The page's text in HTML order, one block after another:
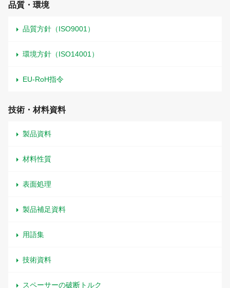
品質・環境
品質方針（ISO9001）
環境方針（ISO14001）
EU-RoH指令
技術・材料資料
製品資料
材料性質
表面処理
製品補足資料
用語集
技術資料
スペーサーの破断トルク